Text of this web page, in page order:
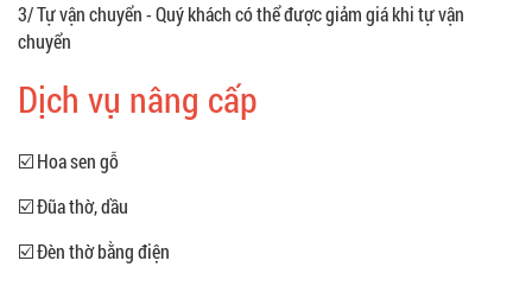
3/ Tự vận chuyển - Quý khách có thể được giảm giá khi tự vận
chuyển
Dịch vụ nâng cấp
☑️ Hoa sen gỗ
☑️ Đũa thờ, dầu
☑️ Đèn thờ bằng điện